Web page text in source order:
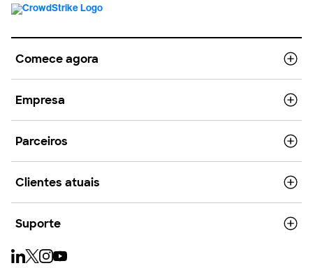
Comece agora
Empresa
Parceiros
Clientes atuais
Suporte